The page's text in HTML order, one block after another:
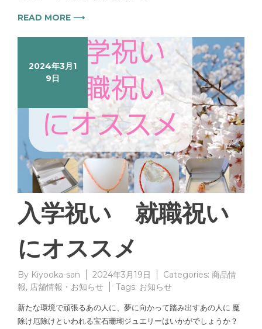
READ MORE ⟶
2024年3月1
9日
入学祝い 就職祝い
にオススメ
By Kiyooka-san 2024年3月19日 Categories: 商品情
報, 店舗情報・お知らせ Tags: お知らせ
新たな環境で頑張るあの人に、夢に向かって踏み出すあの人に 魔
除け厄除けといわれる宝石珊瑚ジュエリーはいかがでしょうか？